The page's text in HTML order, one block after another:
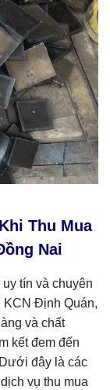
Thu Mua
Nai
tín và chuyên
KCN Định Quán,
và chất
kết đem đến
đây là các
vụ thu mua